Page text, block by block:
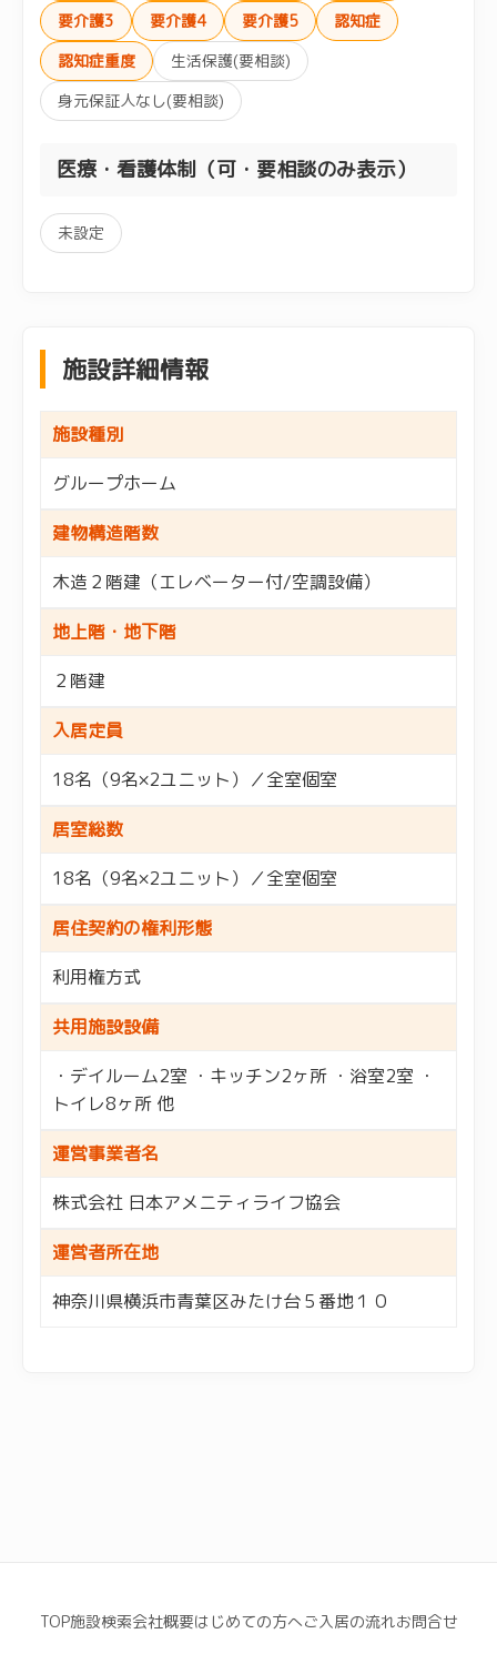
要介護3
要介護4 要介護5
認知症
認知症重度
生活保護(要相談)
身元保証人なし(要相談)
医療・看護体制（可・要相談のみ表示）
未設定
施設詳細情報
施設種別
グループホーム
建物構造階数
木造２階建（エレベーター付/空調設備）
地上階・地下階
２階建
入居定員
18名（9名×2ユニット）／全室個室
居室総数
18名（9名×2ユニット）／全室個室
居住契約の権利形態
利用権方式
共用施設設備
・デイルーム2室 ・キッチン2ヶ所 ・浴室2室 ・
トイレ8ヶ所 他
運営事業者名
株式会社 日本アメニティライフ協会
運営者所在地
神奈川県横浜市青葉区みたけ台５番地１０
TOP施設検索会社概要はじめての方へご入居の流れお問合せ